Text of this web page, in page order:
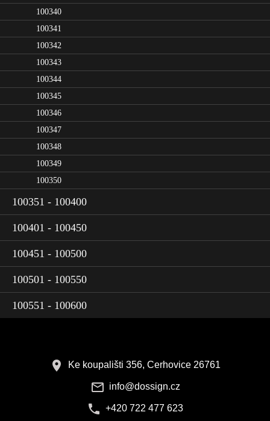
100340
100341
100342
100343
100344
100345
100346
100347
100348
100349
100350
100351 - 100400
100401 - 100450
100451 - 100500
100501 - 100550
100551 - 100600
Ke koupališti 356, Cerhovice 26761
info@dossign.cz
+420 722 477 623